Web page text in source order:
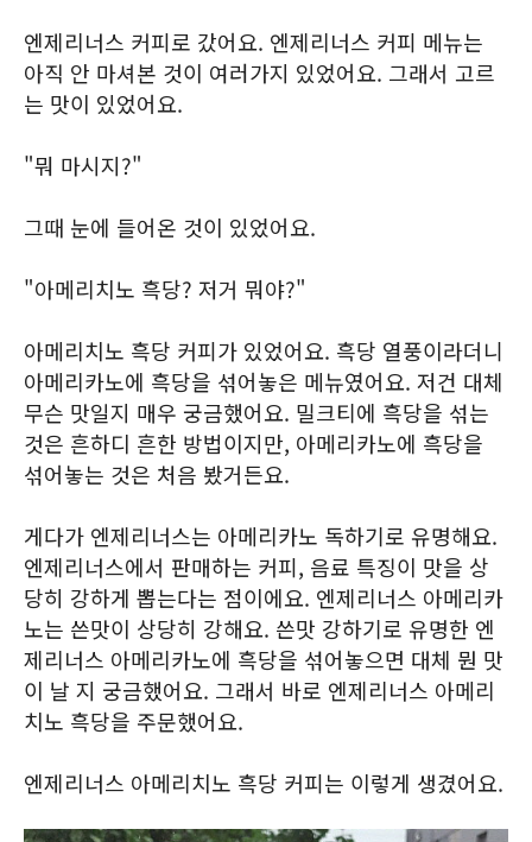
엔제리너스 커피로 갔어요. 엔제리너스 커피 메뉴는
아직 안 마셔본 것이 여러가지 있었어요. 그래서 고르
는 맛이 있었어요.
"뭐 마시지?"
그때 눈에 들어온 것이 있었어요.
"아메리치노 흑당? 저거 뭐야?"
아메리치노 흑당 커피가 있었어요. 흑당 열풍이라더니
아메리카노에 흑당을 섞어놓은 메뉴였어요. 저건 대체
무슨 맛일지 매우 궁금했어요. 밀크티에 흑당을 섞는
것은 흔하디 흔한 방법이지만, 아메리카노에 흑당을
섞어놓는 것은 처음 봤거든요.
게다가 엔제리너스는 아메리카노 독하기로 유명해요.
엔제리너스에서 판매하는 커피, 음료 특징이 맛을 상
당히 강하게 뽑는다는 점이에요. 엔제리너스 아메리카
노는 쓴맛이 상당히 강해요. 쓴맛 강하기로 유명한 엔
제리너스 아메리카노에 흑당을 섞어놓으면 대체 뭔 맛
이 날 지 궁금했어요. 그래서 바로 엔제리너스 아메리
치노 흑당을 주문했어요.
엔제리너스 아메리치노 흑당 커피는 이렇게 생겼어요.